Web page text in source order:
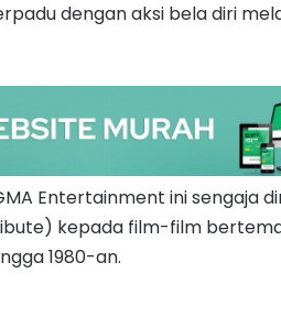
dengan aksi bela diri
Entertainment ini sengaja
kepada film-film
1980-an.